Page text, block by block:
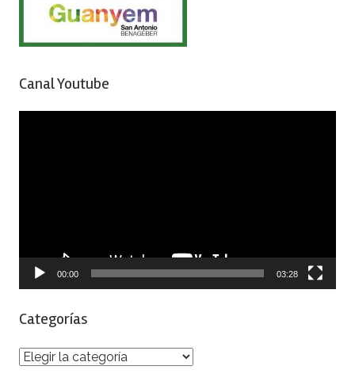
Canal Youtube
00:00 03:28
Categorías
Categorías